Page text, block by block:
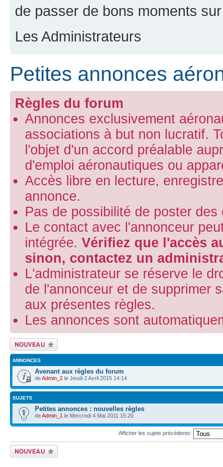
de passer de bons moments
Les Administrateurs
Petites annonces
Règles du forum
Annonces exclusivement
associations à but non lucratif.
l'objet d'un accord préalable
d'emploi aéronautiques ou
Accès libre en lecture,
annonce.
Pas de possibilité de poster des
Le contact avec l'annonceur
intégrée. Vérifiez que l'accès
sinon, contactez un
L'administrateur se réserve le
de l'annonceur et de supprimer
aux présentes règles.
Les annonces sont
Ecrire un nouveau
sujet
ANNONCES
Avenant aux règles du forum
deAdmin_2 le Jeudi 2 Avril 2015 14:14
SUJETS
Petites annonces : nouvelles règles
deAdmin_1 le Mercredi 4 Mai 2011 15:20
Afficher les sujets précédents:
Ecrire un nouveau
sujet